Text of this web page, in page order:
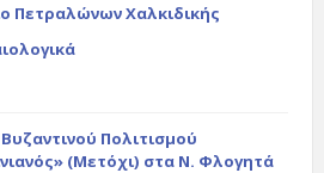
Πετραλώνων Χαλκιδικής
Πολιτισμού
(Μετόχι) στα Ν. Φλογητά